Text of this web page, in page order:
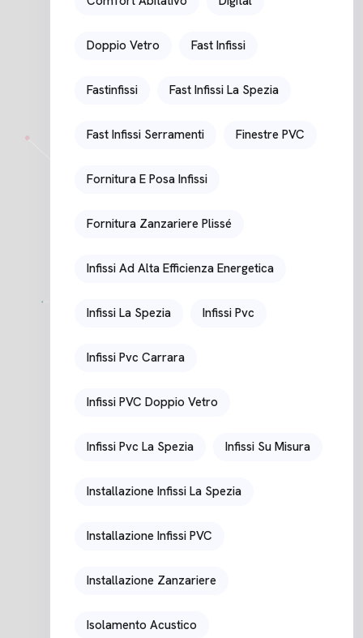
Doppio Vetro Fast Infissi
Fastinfissi Fast Infissi La Spezia
Fast Infissi Serramenti Finestre PVC
Fornitura E Posa Infissi
Fornitura Zanzariere Plissé
Infissi Ad Alta Efficienza Energetica
Infissi La Spezia Infissi Pvc
Infissi Pvc Carrara
Infissi PVC Doppio Vetro
Infissi Pvc La Spezia Infissi Su Misura
Installazione Infissi La Spezia
Installazione Infissi PVC
Installazione Zanzariere
Isolamento Acustico